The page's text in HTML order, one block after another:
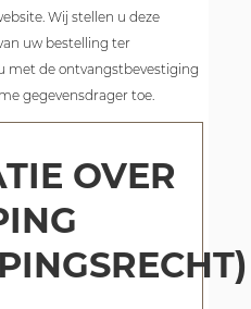
Wij stellen u deze
uw bestelling ter
met de ontvangstbevestiging
gegevensdrager toe.
OVER